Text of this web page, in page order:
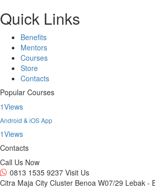
Quick Links
Benefits
Mentors
Courses
Store
Contacts
Popular Courses
1Views
Android & iOS App
1Views
Contacts
Call Us Now
0813 1535 9237 Visit Us
Citra Maja City Cluster Benoa W07/29 Lebak -